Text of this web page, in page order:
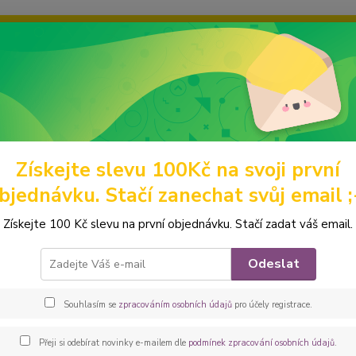
grafiku? Mám jich mnohem víc – napište mi a společně
Hledat
Peněženky Malé Mincovky Peštovka Mincovka *psi na šedém
Mincovka *psi na šedém
Získejte slevu 100Kč na svoji první
Stačí zanechat svůj email
Získejte 100 Kč slevu na první objednávku. Stačí zadat váš email.
Odeslat
Souhlasím se zpracováním osobních údajůpro účely registrace.
Přeji si odebírat novinky e-mailem dle podmínek zpracování osobních údajů.